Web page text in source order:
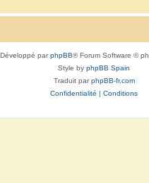
Développé parphpBB® Forum Software ©
Style by phpBB Spain
Traduit parphpBB-fr.com
Confidentialité
Conditions